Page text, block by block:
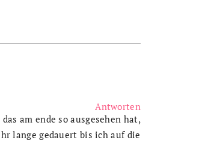
am ende so ausgesehen hat,
lange gedauert bis ich auf die
Antworten